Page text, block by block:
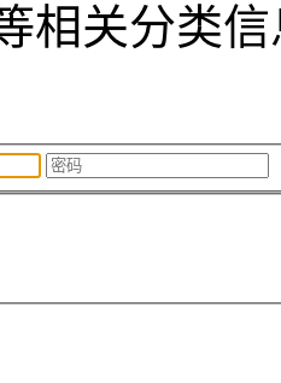
相关分类